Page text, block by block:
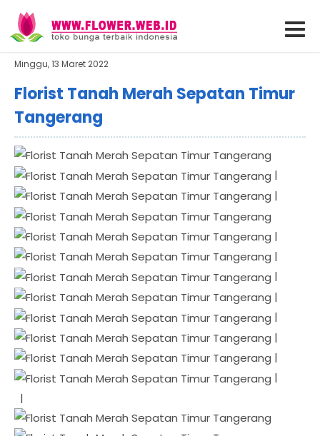
Minggu, 13 Maret 2022
Florist Tanah Merah Sepatan Timur
Tangerang
|
|
|
|
|
|
|
|
|
|
|